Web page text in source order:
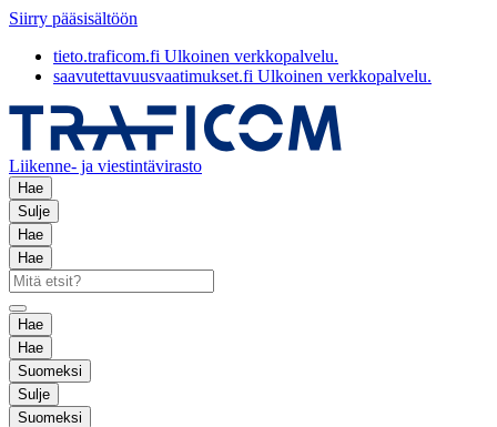
Siirry pääsisältöön
tieto.traficom.fi Ulkoinen verkkopalvelu.
saavutettavuusvaatimukset.fi Ulkoinen verkkopalvelu.
Liikenne- ja viestintävirasto
Hae
Sulje
Hae
Hae
Hae
Hae
Suomeksi
Sulje
Suomeksi